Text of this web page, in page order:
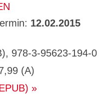
12.02.2015
978-3-95623-194-0
(A)